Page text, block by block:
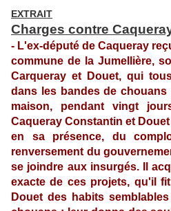
EXTRAIT
Charges contre
- L'ex-député de Caqueray
commune de la Jumellière,
Carqueray et Douet, qui
dans les bandes de
maison, pendant vingt
Caqueray Constantin et
en sa présence, du
renversement du
se joindre aux insurgés. Il
exacte de ces projets, qu'il
Douet des habits